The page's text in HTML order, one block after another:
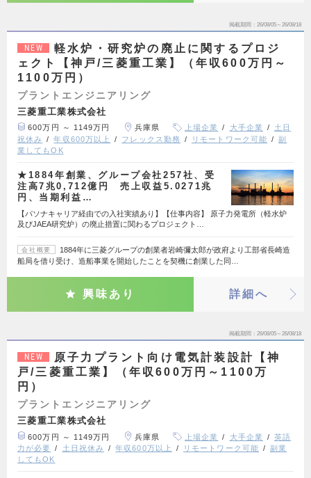
掲載期間 26/08/05～26/08/18
NEW
軽水炉・研究炉の廃止に関するプロジ
ェクト【神戸/三菱重工業】（年収600万円～
1100万円）
プラントエンジニアリング
三菱重工業株式会社
600万円 ～ 1149万円 兵庫県 上場企業 大手企業
土日
祝休み
年収600万以上 フレックス勤務 リモートワーク可能
副
業してもOK
★1884年創業、グループ会社257社、受
注高7兆0,712億円 売上収益5.0271兆
円、当期利益…
【パソナキャリア経由での入社実績あり】【仕事内容】 原子力発電所（軽水炉
及びJAEA研究炉）の廃止措置に関わるプロジェクト…
会社概要
1884年に三菱グループの創業者岩崎彌太郎が政府より工部省長崎造
船局を借り受け、造船事業を開始したことを契機に創業した同…
興味あり 詳細へ
掲載期間 26/08/05～26/08/18
NEW
原子力プラント向け電気計装設計【神
戸/三菱重工業】（年収600万円～1100万
円）
プラントエンジニアリング
三菱重工業株式会社
600万円 ～ 1149万円 兵庫県 上場企業 大手企業
英語
力が必要
土日祝休み 年収600万以上 リモートワーク可能
副業
してもOK